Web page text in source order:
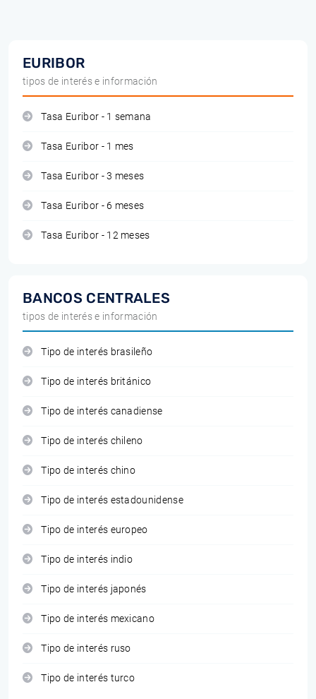
EURIBOR
tipos de interés e información
Tasa Euribor - 1 semana
Tasa Euribor - 1 mes
Tasa Euribor - 3 meses
Tasa Euribor - 6 meses
Tasa Euribor - 12 meses
BANCOS CENTRALES
tipos de interés e información
Tipo de interés brasileño
Tipo de interés británico
Tipo de interés canadiense
Tipo de interés chileno
Tipo de interés chino
Tipo de interés estadounidense
Tipo de interés europeo
Tipo de interés indio
Tipo de interés japonés
Tipo de interés mexicano
Tipo de interés ruso
Tipo de interés turco